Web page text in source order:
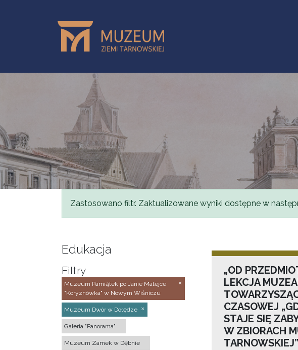
Komunikat
Zastosowano filtr. Zaktualizowane wyniki dostępne w
Edukacja
Filtry
Muzeum Pamiątek po Janie Matejce
"Koryznówka" w Nowym Wiśniczu
Muzeum Dwór w Dołędze
Galeria "Panorama"
Muzeum Zamek w Dębnie
„OD
LEKCJA
CZASOWEJ
STAJE SIĘ
W ZBIORACH